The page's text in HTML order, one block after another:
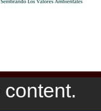
content.